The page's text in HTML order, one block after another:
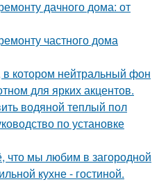
дачного дома: от
частного дома
котором нейтральный фон
для ярких акцентов.
водяной теплый пол
по установке
что мы любим в загородной
кухне - гостиной.